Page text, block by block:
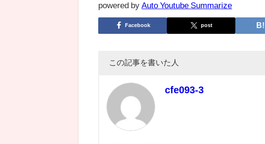
powered by Auto Youtube Summarize
Facebook post
この記事を書いた人
cfe093-3